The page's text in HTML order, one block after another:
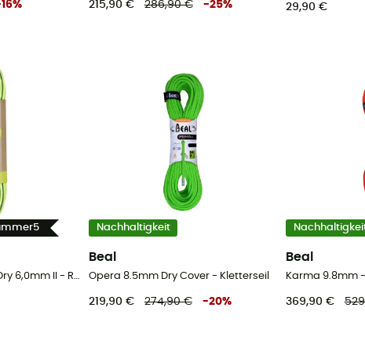
16% 215,90 € 286,90 € -25% 29,90 €
Rap Line Protect Eco Dry 6,0mm II - Reepschnur
Nachhaltigkeit
Beal
Opera 8.5mm Dry Cover - Kletterseil
219,90 € 274,90 € -20%
Beal
Karma 9.8mm
369,90 €